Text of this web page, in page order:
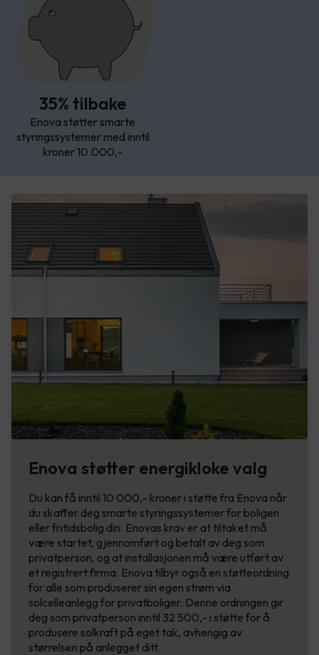
35% tilbake
Enova støtter smarte
styringssystemer med inntil
kroner 10.000,-
Enova støtter energikloke valg
Du kan få inntil 10 000,- kroner i støtte fra Enova når
du skaffer deg smarte styringssystemer for boligen
eller fritidsbolig din. Enovas krav er at tiltaket må
være startet, gjennomført og betalt av deg som
privatperson, og at installasjonen må være utført av
et registrert firma. Enova tilbyr også en støtteordning
for alle som produserer sin egen strøm via
solcelleanlegg for privatboliger. Denne ordningen gir
deg som privatperson inntil 32 500,- i støtte for å
produsere solkraft på eget tak, avhengig av
størrelsen på anlegget ditt.